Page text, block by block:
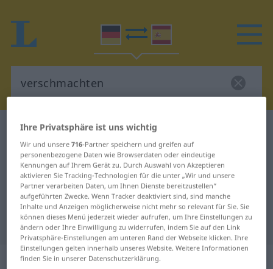
Deutsch-Spanisch Wörterbuch
Deutsch-Spanisch Übersetzung für
"verschmachten"
"verschmachten" Spanisch
Übersetzung
„verschmachten“: intransitives Verb
Ihre Privatsphäre ist uns wichtig
Wir und unsere716-Partner speichern und greifen auf
personenbezogene Daten wie Browserdaten oder eindeutige
Kennungen auf Ihrem Gerät zu. Durch Auswahl von Akzeptieren
aktivieren Sie Tracking-Technologien für die unter „Wir und unsere
Partner verarbeiten Daten, um Ihnen Dienste bereitzustellen“
aufgeführten Zwecke. Wenn Tracker deaktiviert sind, sind manche
Inhalte und Anzeigen möglicherweise nicht mehr so relevant für Sie. Sie
können dieses Menü jederzeit wieder aufrufen, um Ihre Einstellungen zu
ändern oder Ihre Einwilligung zu widerrufen, indem Sie auf den Link
Privatsphäre-Einstellungen am unteren Rand der Webseite klicken. Ihre
Einstellungen gelten innerhalb unseres Website. Weitere Informationen
finden Sie in unserer Datenschutzerklärung.